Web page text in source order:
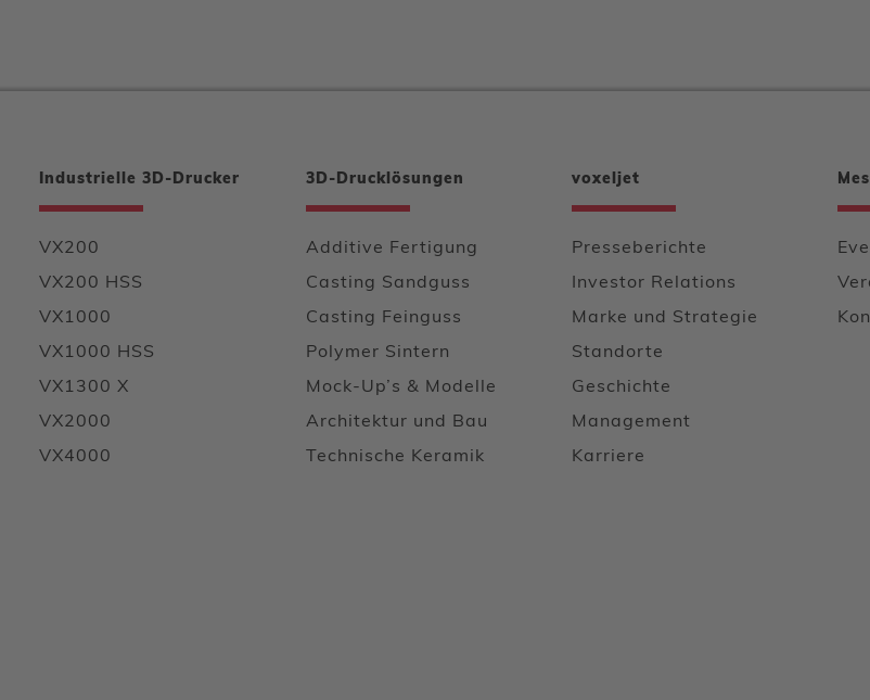
Industrielle 3D-Drucker
VX200
VX200 HSS
VX1000
VX1000 HSS
VX1300 X
VX2000
VX4000
3D-Drucklösungen
Additive Fertigung
Casting Sandguss
Casting Feinguss
Polymer Sintern
Mock-Up’s & Modelle
Architektur und Bau
Technische Keramik
voxeljet
Presseberichte
Investor Relations
Marke und Strategie
Standorte
Geschichte
Management
Karriere